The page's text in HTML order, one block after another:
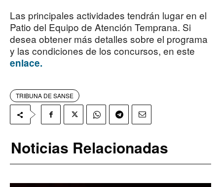
Las principales actividades tendrán lugar en el
Patio del Equipo de Atención Temprana. Si
desea obtener más detalles sobre el programa
y las condiciones de los concursos, en este
enlace.
TRIBUNA DE SANSE
Noticias Relacionadas